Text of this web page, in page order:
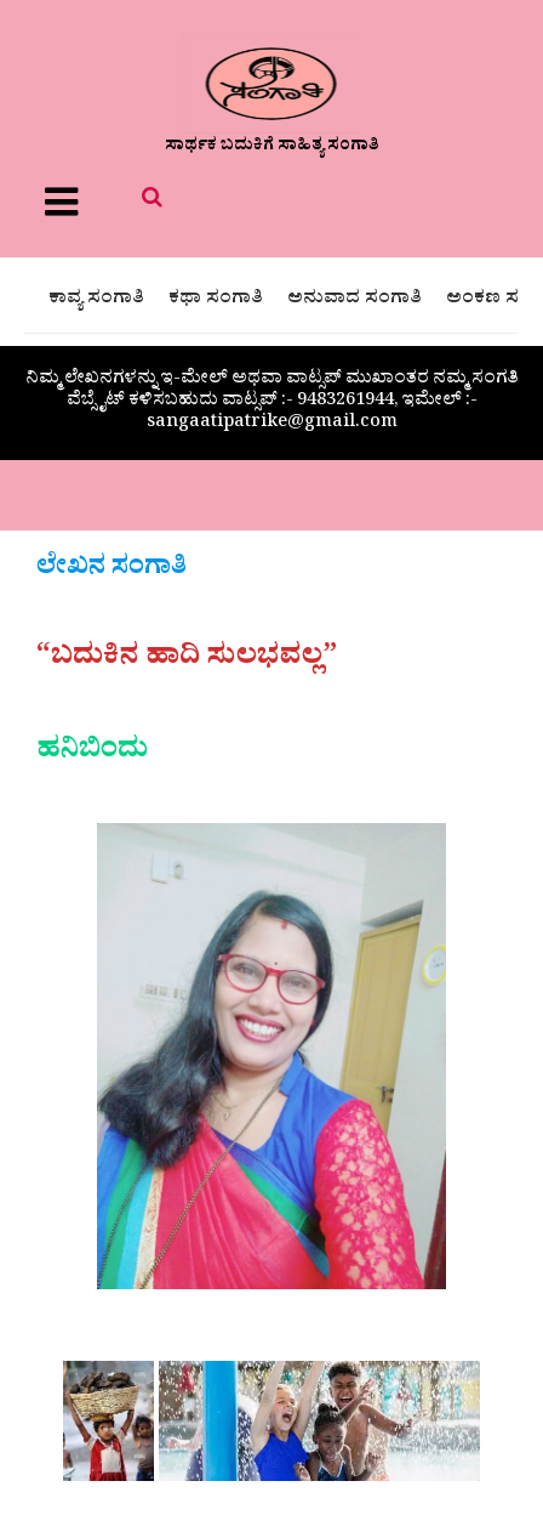
ಸಾರ್ಥಕ ಬದುಕಿಗೆ ಸಾಹಿತ್ಯ ಸಂಗಾತಿ
Menu
ಕಾವ್ಯ ಸಂಗಾತಿ ಕಥಾ ಸಂಗಾತಿ ಅನುವಾದ ಸಂಗಾತಿ ಅಂಕಣ
ನಿಮ್ಮ ಲೇಖನಗಳನ್ನು ಇ-ಮೇಲ್ ಅಥವಾ ವಾಟ್ಸಪ್ ಮುಖಾಂತರ ನಮ್ಮ ಸಂಗತಿ
ವೆಬ್ಸೈಟ್ ಕಳಿಸಬಹುದು ವಾಟ್ಸಪ್‌ :- 9483261944, ಇಮೇಲ್ :-
sangaatipatrike@gmail.com
ಲೇಖನ ಸಂಗಾತಿ
“ಬದುಕಿನ ಹಾದಿ ಸುಲಭವಲ್ಲ”
ಹನಿಬಿಂದು